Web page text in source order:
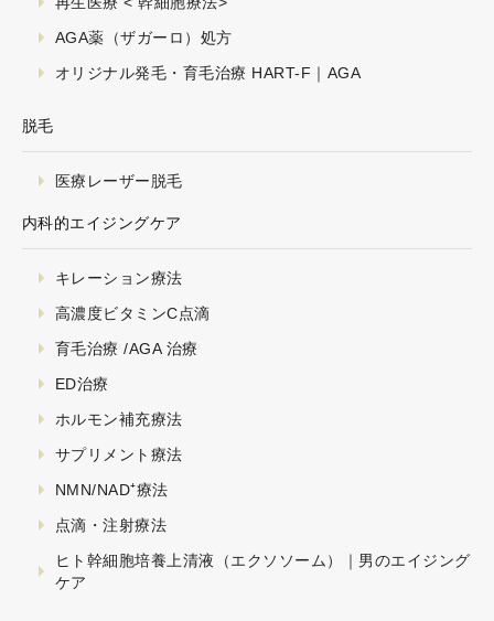
AGA薬（ザガーロ）処方
オリジナル発毛・育毛治療 HART-F｜AGA
脱毛
医療レーザー脱毛
内科的エイジングケア
キレーション療法
高濃度ビタミンC点滴
育毛治療 /AGA 治療
ED治療
ホルモン補充療法
サプリメント療法
NMN/NAD⁺療法
点滴・注射療法
ヒト幹細胞培養上清液（エクソソーム）｜男のエイジング
ケア